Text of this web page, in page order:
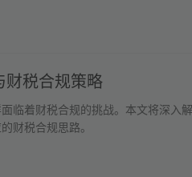
财税合规策略
临着财税合规的挑战。本文将深入解
财税合规思路。